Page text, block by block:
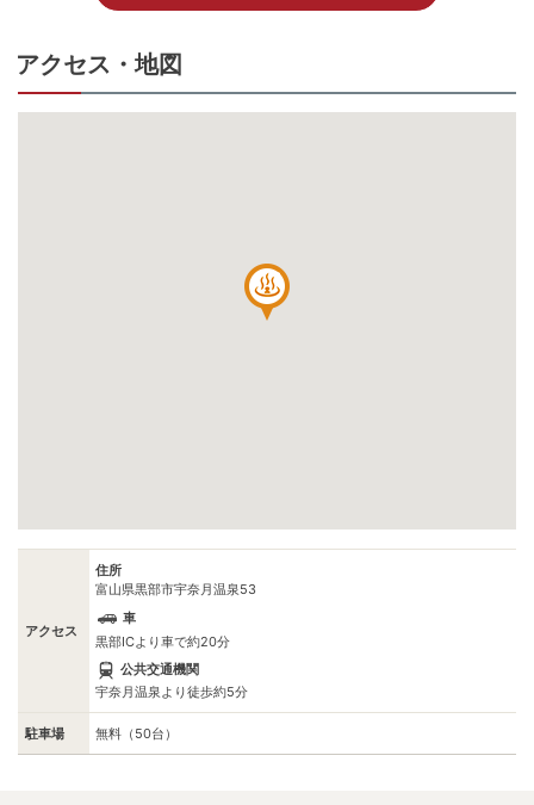
アクセス・地図
アクセス
住所
富山県黒部市宇奈月温泉53
車
黒部ICより車で約20分
公共交通機関
宇奈月温泉より徒歩約5分
駐車場 無料（50台）